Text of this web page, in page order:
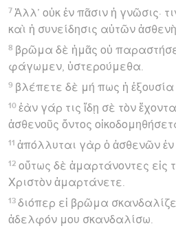
7 Ἀλλ’ οὐκ ἐν πᾶσιν ἡ γνῶσις·
καὶ ἡ συνείδησις αὐτῶν
8 βρῶμα δὲ ἡμᾶς οὐ
φάγωμεν, ὑστερούμεθα.
9 βλέπετε δὲ μή πως ἡ
10 ἐὰν γάρ τις ἴδῃ σὲ τὸν
ἀσθενοῦς ὄντος
11 ἀπόλλυται γὰρ ὁ ἀσθενῶν ἐν
12 οὕτως δὲ ἁμαρτάνοντες εἰς
Χριστὸν ἁμαρτάνετε.
13 διόπερ εἰ βρῶμα
ἀδελφόν μου σκανδαλίσω.